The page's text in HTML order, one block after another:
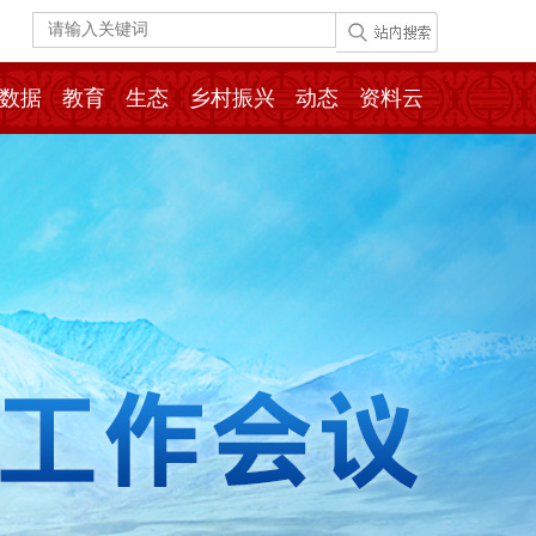
数据 教育 生态 乡村振兴 动态 资料云